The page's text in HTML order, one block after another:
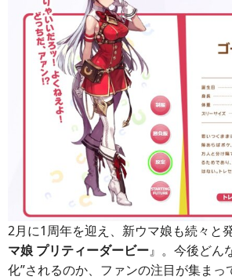
2月に1周年を迎え、新ウマ娘も続々と
マ娘 プリティーダービー』。今後どん
化”されるのか、ファンの注目が集まっ